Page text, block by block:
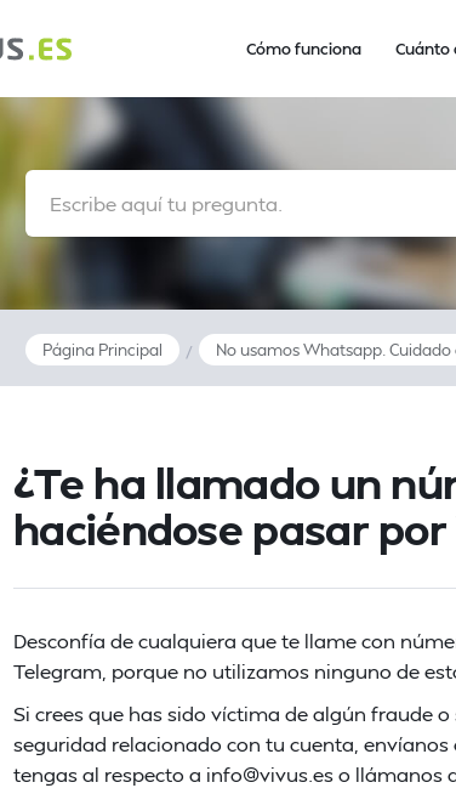
Cómo funciona Cuánto
Página Principal / No usamos Whatsapp.
¿Te ha llamado un
haciéndose pasar
Desconfía de cualquiera que te llame con
Telegram, porque no utilizamos ninguno de
Si crees que has sido víctima de algún fraude
seguridad relacionado con tu cuenta,
tengas al respecto a info@vivus.es o llámanos